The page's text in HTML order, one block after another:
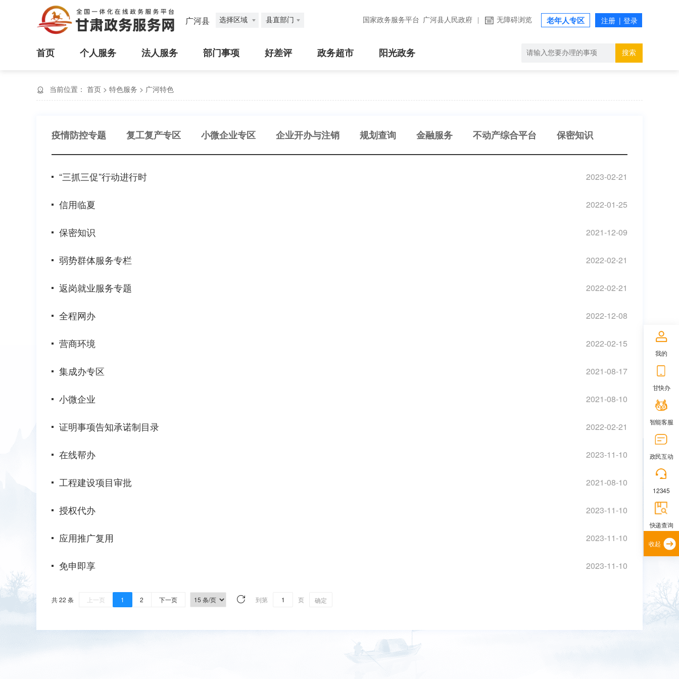
广河县 选择区域 县直部门 国家政务服务平台 广河县人民政府 无障碍浏览 老年人专区
首页 个人服务 法人服务 部门事项 好差评 政务超市 阳光政务 搜索
当前位置： 首页 > 特色服务 > 广河特色
疫情防控专题 复工复产专区 小微企业专区 企业开办与注销 规划查询 金融服务 不动产综合平台 保密知识
“三抓三促”行动进行时 2023-02-21
信用临夏 2022-01-25
保密知识 2021-12-09
弱势群体服务专栏 2022-02-21
返岗就业服务专题 2022-02-21
全程网办 2022-12-08
营商环境 2022-02-15
集成办专区 2021-08-17
小微企业 2021-08-10
证明事项告知承诺制目录 2022-02-21
在线帮办 2023-11-10
工程建设项目审批 2021-08-10
授权代办 2023-11-10
应用推广复用 2023-11-10
免申即享 2023-11-10
共 22 条 上一页 1 2 下一页 到第 页 确定
我的
甘快办
智能客服
政民互动
12345
快递查询
收起